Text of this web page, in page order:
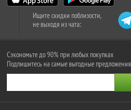
Ищите скидки поблизости,
не выходя из чата:
Сэкономьте до 90% при любых покупках
Подпишитесь на самые выгодные предложения